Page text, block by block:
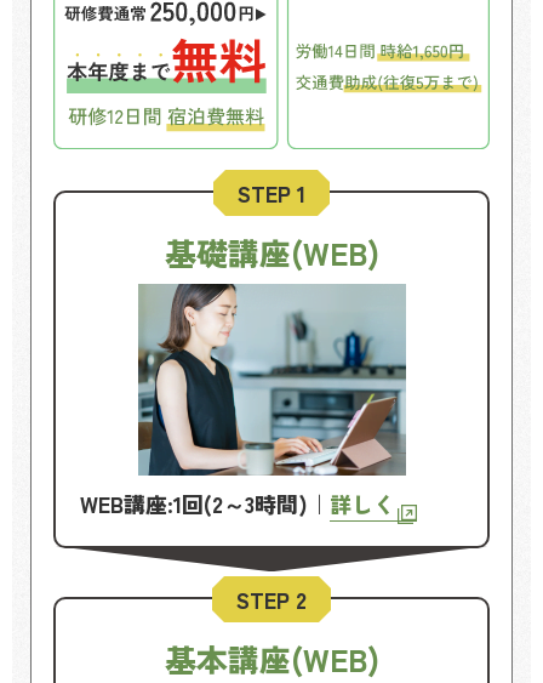
STEP 1
基礎講座(WEB)
WEB講座:1回(2～3時間)｜ 詳しく
STEP 2
基本講座(WEB)